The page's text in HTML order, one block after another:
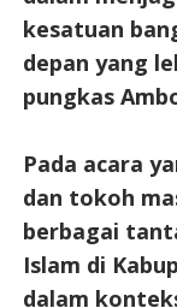
kesatuan
depan yang
pungkas
Pada acara
dan tokoh
berbagai
Islam di
dalam